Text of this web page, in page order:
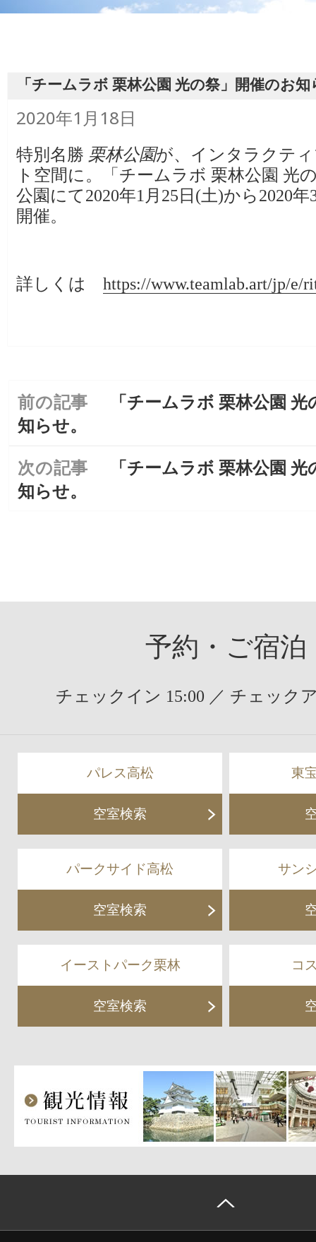
「チームラボ 栗林公園 光の祭」開催のお知
投
日:
2020年1月18日
特別名勝 栗林公園が、インタラクテ
ト空間に。「チームラボ 栗林公園 光
公園にて2020年1月25日(土)から2020
開催。
詳しくはhttps://www.teamlab.art/jp/e/
投
稿
ビ
ゲ
ー
前の記事
前
稿:
「チームラボ 栗林公園
知らせ。
次の記事
次「チームラボ 栗林公園
知らせ。
予約・ご宿泊
チェックイン 15:00 ／ チェック
パレス高松
空室検索
東
パークサイド高松
空室検索
サン
イーストパーク栗林
空室検索
コ